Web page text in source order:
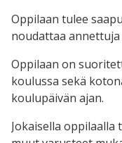
Oppilaan tulee
noudattaa
Oppilaan on
koulussa sekä
koulupäivän ajan.
Jokaisella